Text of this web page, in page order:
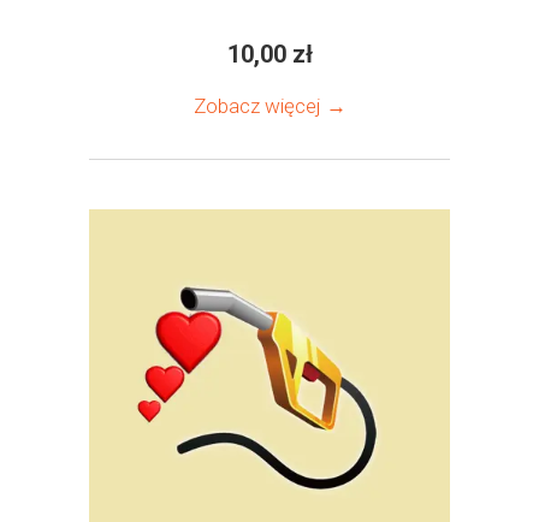
10,00 zł
Zobacz więcej →